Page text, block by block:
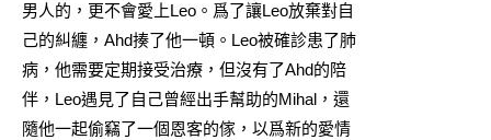
男人的，更不會愛上Leo。爲了讓Leo放棄對自
己的糾纏，Ahd揍了他一頓。Leo被確診患了肺
病，他需要定期接受治療，但沒有了Ahd的陪
伴，Leo遇見了自己曾經出手幫助的Mihal，還
隨他一起偷竊了一個恩客的傢，以爲新的愛情